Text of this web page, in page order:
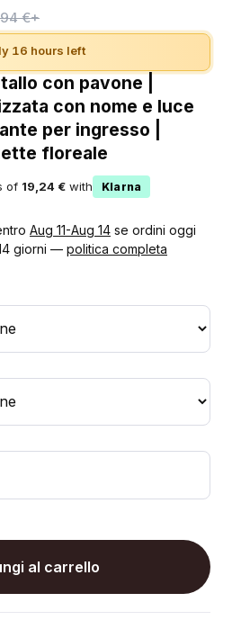
€+
16 hours left
con pavone |
con nome e luce
per ingresso |
floreale
of 19,24 € with
Klarna
Aug 11-Aug 14 se ordini oggi
giorni — politica completa
al carrello